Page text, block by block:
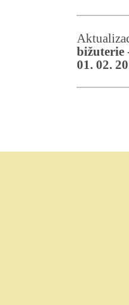
bižuterie
01. 02.